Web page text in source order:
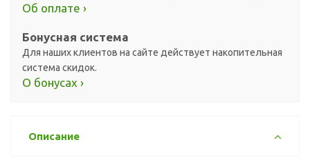
Об оплате ›
Бонусная система
Для наших клиентов на сайте действует накопительная
система скидок.
О бонусах ›
Описание